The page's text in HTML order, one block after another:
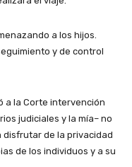
a los hijos.
y de control
a la Corte intervención
judiciales y la mía– no
de la privacidad
de los individuos y a su